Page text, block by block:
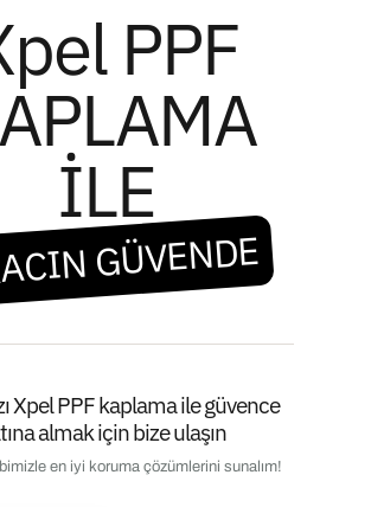
PPF
İLE
GÜVENDE
Xpel PPF kaplama ile güvence
almak için bize ulaşın
en iyi koruma çözümlerini sunalım!